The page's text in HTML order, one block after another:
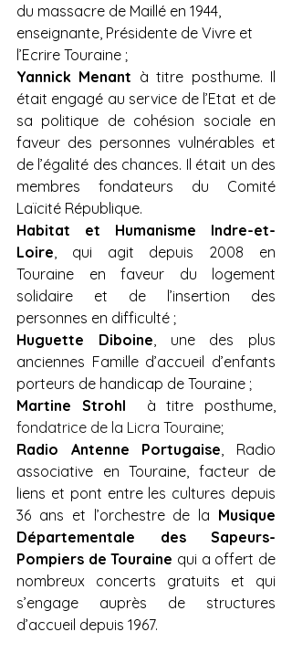
du massacre de Maillé en 1944,
enseignante, Présidente de Vivre et
l’Ecrire Touraine ;
Yannick Menant à titre posthume. Il
était engagé au service de l’Etat et de
sa politique de cohésion sociale en
faveur des personnes vulnérables et
de l’égalité des chances. Il était un des
membres fondateurs du Comité
Laïcité République.
Habitat et Humanisme Indre-et-
Loire, qui agit depuis 2008 en
Touraine en faveur du logement
solidaire et de l’insertion des
personnes en difficulté ;
Huguette Diboine, une des plus
anciennes Famille d’accueil d’enfants
porteurs de handicap de Touraine ;
Martine Strohl
fondatrice de la Licra Touraine;
Radio Antenne Portugaise, Radio
associative en Touraine, facteur de
liens et pont entre les cultures depuis
36 ans et l’orchestre de la Musique
Départementale des Sapeurs-
Pompiers de Touraine qui a offert de
nombreux concerts gratuits et qui
s’engage auprès de structures
d’accueil depuis 1967.